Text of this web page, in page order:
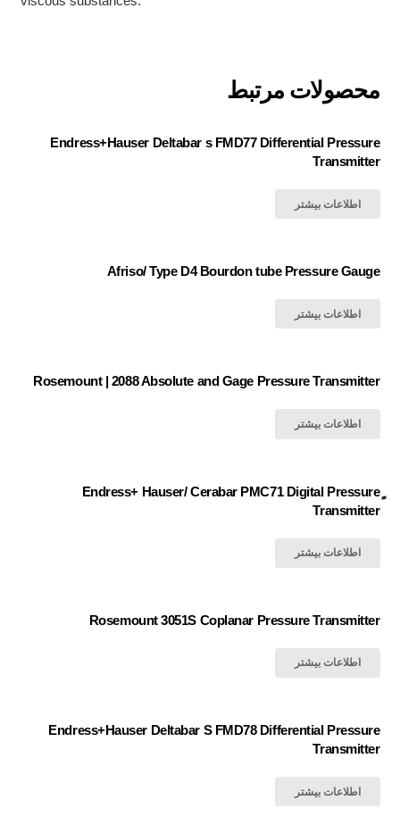
محصولات مرتبط
Endress+Hauser Deltabar s FMD77 Differential Pressure
Transmitter
اطلاعات بیشتر
Afriso/ Type D4 Bourdon tube Pressure Gauge
اطلاعات بیشتر
Rosemount | 2088 Absolute and Gage Pressure Transmitter
اطلاعات بیشتر
ٍEndress+ Hauser/ Cerabar PMC71 Digital Pressure
Transmitter
اطلاعات بیشتر
Rosemount 3051S Coplanar Pressure Transmitter
اطلاعات بیشتر
Endress+Hauser Deltabar S FMD78 Differential Pressure
Transmitter
اطلاعات بیشتر